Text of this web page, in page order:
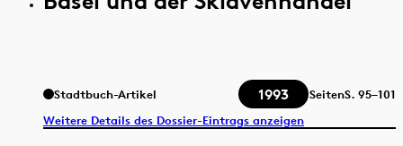
Stadtbuch-Artikel 1993 SeitenS. 95–101
Weitere Details des Dossier-Eintrags anzeigen